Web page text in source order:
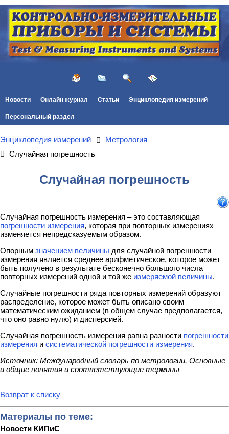
Новости Онлайн журнал Статьи Энциклопедия измерений
Персональный раздел
Энциклопедия измерений
Метрология
Случайная погрешность
Случайная погрешность
Случайная погрешность измерения – это составляющая
погрешности измерения, которая при повторных измерениях
изменяется непредсказуемым образом.
Опорным значением величины для случайной погрешности
измерения является среднее арифметическое, которое может
быть получено в результате бесконечно большого числа
повторных измерений одной и той же измеряемой величины.
Случайные погрешности ряда повторных измерений образуют
распределение, которое может быть описано своим
математическим ожиданием (в общем случае предполагается,
что оно равно нулю) и дисперсией.
Случайная погрешность измерения равна разности погрешности
измерения и систематической погрешности измерения.
Источник: Международный словарь по метрологии. Основные
и общие понятия и соответствующие термины
Возврат к списку
Материалы по теме:
Новости КИПиС